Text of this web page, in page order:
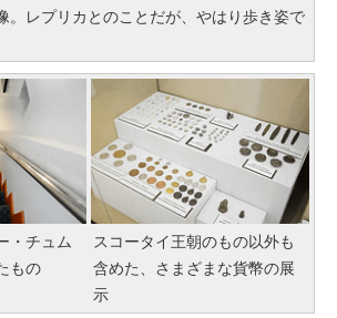
。レプリカとのことだが、やはり歩き姿で
・チュム
もの
スコータイ王朝のもの以外も
含めた、さまざまな貨幣の展
示